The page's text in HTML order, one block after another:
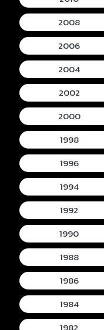
2008
2006
2004
2002
2000
1998
1996
1994
1992
1990
1988
1986
1984
1982